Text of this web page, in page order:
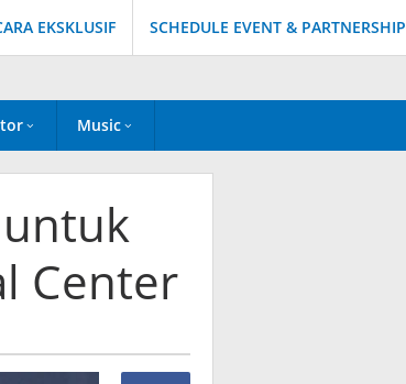
EKSKLUSIF SCHEDULE EVENT & PARTNERSHIP
Music
Center